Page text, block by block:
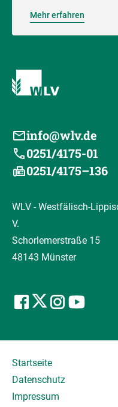
Mehr erfahren
info@wlv.de
0251/4175-01
0251/4175–136
WLV - Westfälisch-
V.
Schorlemerstraße 15
48143 Münster
Startseite
Datenschutz
Impressum